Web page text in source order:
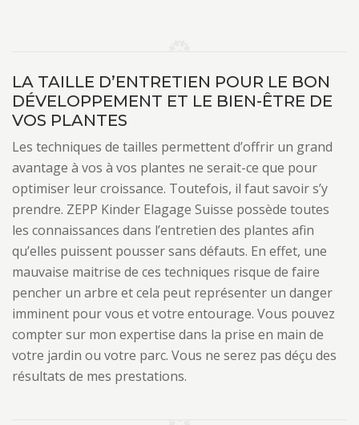
LA TAILLE D’ENTRETIEN POUR LE BON
DÉVELOPPEMENT ET LE BIEN-ÊTRE DE
VOS PLANTES
Les techniques de tailles permettent d’offrir un grand
avantage à vos à vos plantes ne serait-ce que pour
optimiser leur croissance. Toutefois, il faut savoir s’y
prendre. ZEPP Kinder Elagage Suisse possède toutes
les connaissances dans l’entretien des plantes afin
qu’elles puissent pousser sans défauts. En effet, une
mauvaise maitrise de ces techniques risque de faire
pencher un arbre et cela peut représenter un danger
imminent pour vous et votre entourage. Vous pouvez
compter sur mon expertise dans la prise en main de
votre jardin ou votre parc. Vous ne serez pas déçu des
résultats de mes prestations.